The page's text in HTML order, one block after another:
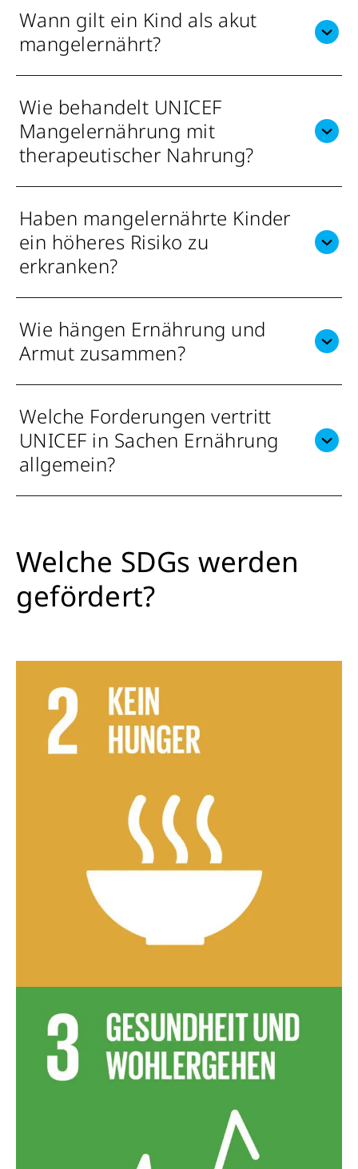
Wann gilt ein Kind als akut
mangelernährt?
Wie behandelt UNICEF
Mangelernährung mit
therapeutischer Nahrung?
Haben mangelernährte Kinder
ein höheres Risiko zu
erkranken?
Wie hängen Ernährung und
Armut zusammen?
Welche Forderungen vertritt
UNICEF in Sachen Ernährung
allgemein?
Welche SDGs werden
gefördert?